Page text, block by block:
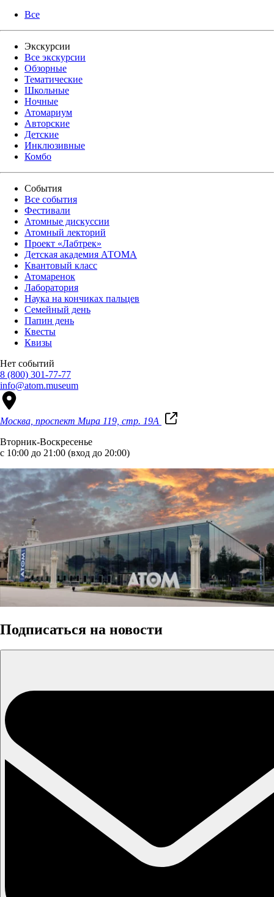
Все
Экскурсии
Все экскурсии
Обзорные
Тематические
Школьные
Ночные
Атомариум
Авторские
Детские
Инклюзивные
Комбо
События
Все события
Фестивали
Атомные дискуссии
Атомный лекторий
Проект «Лабтрек»
Детская академия АТОМА
Квантовый класс
Атомаренок
Лаборатория
Наука на кончиках пальцев
Семейный день
Папин день
Квесты
Квизы
Нет событий
8 (800) 301-77-77
info@atom.museum
Москва, проспект Мира 119, стр. 19А
Вторник-Воскресенье
с 10:00 до 21:00 (вход до 20:00)
Подписаться на новости